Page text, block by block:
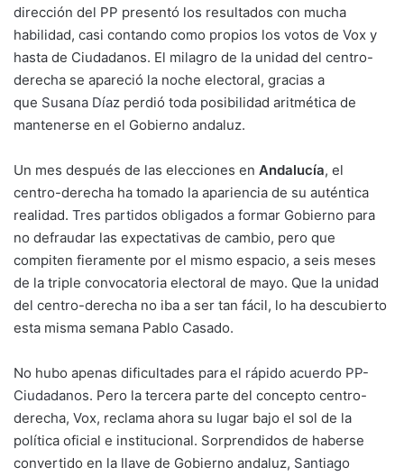
dirección del PP presentó los resultados con mucha
habilidad, casi contando como propios los votos de Vox y
hasta de Ciudadanos. El milagro de la unidad del centro-
derecha se apareció la noche electoral, gracias a
que Susana Díaz perdió toda posibilidad aritmética de
mantenerse en el Gobierno andaluz.
Un mes después de las elecciones en Andalucía, el
centro-derecha ha tomado la apariencia de su auténtica
realidad. Tres partidos obligados a formar Gobierno para
no defraudar las expectativas de cambio, pero que
compiten fieramente por el mismo espacio, a seis meses
de la triple convocatoria electoral de mayo. Que la unidad
del centro-derecha no iba a ser tan fácil, lo ha descubierto
esta misma semana Pablo Casado.
No hubo apenas dificultades para el rápido acuerdo PP-
Ciudadanos. Pero la tercera parte del concepto centro-
derecha, Vox, reclama ahora su lugar bajo el sol de la
política oficial e institucional. Sorprendidos de haberse
convertido en la llave de Gobierno andaluz, Santiago